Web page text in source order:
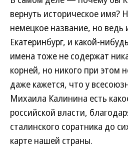
вернуть историческое имя?
немецкое название, но ведь
Екатеринбург, и какой-
имена тоже не содержат
корней, но никого при этом
даже кажется, что у
Михаила Калинина есть
российской власти,
сталинского соратника до
карте нашей страны.